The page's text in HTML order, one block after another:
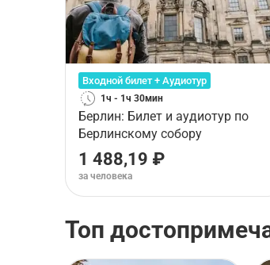
Входной билет + Аудиотур
1ч - 1ч 30мин
Берлин: Билет и аудиотур по
Берлинскому собору
1 488,19 ₽
за человека
Топ